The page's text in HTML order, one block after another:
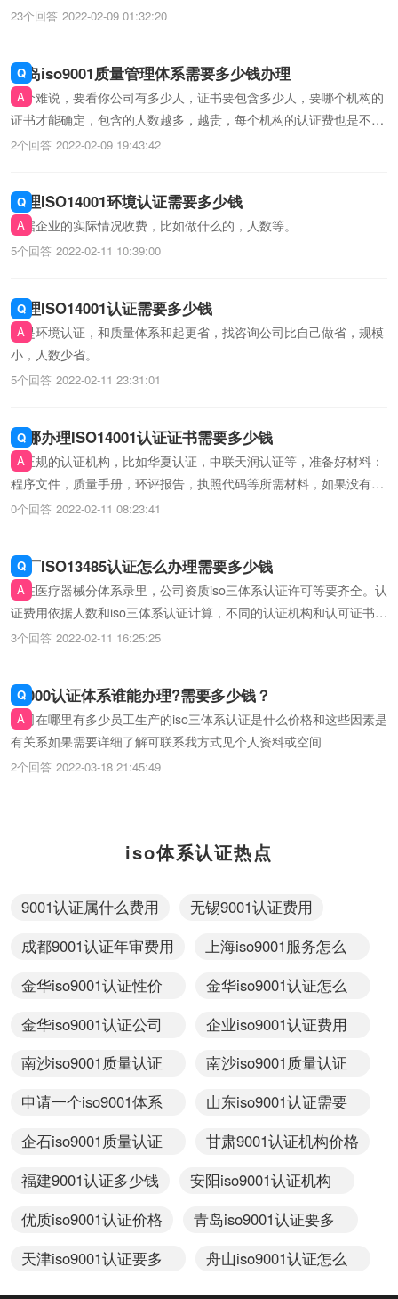
用法规要求的iso三体系认证的能力，目的在于增进顾客满意。随着
23个回答 2022-02-09 01:32:20
青岛iso9001质量管理体系需要多少钱办理
这个难说，要看你公司有多少人，证书要包含多少人，要哪个机构的
证书才能确定，包含的人数越多，越贵，每个机构的认证费也是不同
的。你可以打电话问问机构，不过一般企业做这种认证都会找咨询公
2个回答 2022-02-09 19:43:42
办理ISO14001环境认证需要多少钱
根据企业的实际情况收费，比如做什么的，人数等。
5个回答 2022-02-11 10:39:00
办理ISO14001认证需要多少钱
你是环境认证，和质量体系和起更省，找咨询公司比自己做省，规模
小，人数少省。
5个回答 2022-02-11 23:31:01
去哪办理ISO14001认证证书需要多少钱
找正规的认证机构，比如华夏认证，中联天润认证等，准备好材料：
程序文件，质量手册，环评报告，执照代码等所需材料，如果没有的
可以先找咨询管理公司去贵公司帮您做材料，可以全权托付给咨询公
0个回答 2022-02-11 08:23:41
工厂ISO13485认证怎么办理需要多少钱
要在医疗器械分体系录里，公司资质iso三体系认证许可等要齐全。认
证费用依据人数和iso三体系认证计算，不同的认证机构和认可证书价
格不一样，一般小型企业的认证费范围在一两万左右
3个回答 2022-02-11 16:25:25
18000认证体系谁能办理?需要多少钱？
公司在哪里有多少员工生产的iso三体系认证是什么价格和这些因素是
有关系如果需要详细了解可联系我方式见个人资料或空间
2个回答 2022-03-18 21:45:49
iso体系认证热点
9001认证属什么费用
无锡9001认证费用
成都9001认证年审费用
上海iso9001服务怎么
金华iso9001认证性价
金华iso9001认证怎么
金华iso9001认证公司
企业iso9001认证费用
南沙iso9001质量认证
南沙iso9001质量认证
申请一个iso9001体系
山东iso9001认证需要
企石iso9001质量认证
甘肃9001认证机构价格
福建9001认证多少钱
安阳iso9001认证机构
优质iso9001认证价格
青岛iso9001认证要多
天津iso9001认证要多
舟山iso9001认证怎么